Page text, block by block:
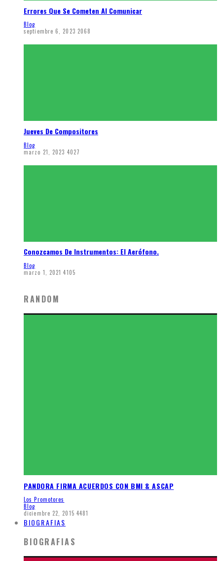
Errores Que Se Cometen Al Comunicar
Blog
septiembre 6, 2023 2068
Jueves De Compositores
Blog
marzo 21, 2023 4027
Conozcamos De Instrumentos: El Aerófono.
Blog
marzo 1, 2021 4105
RANDOM
PANDORA FIRMA ACUERDOS CON BMI & ASCAP
Los Promotores
Blog
diciembre 22, 2015 4481
BIOGRAFIAS
BIOGRAFIAS